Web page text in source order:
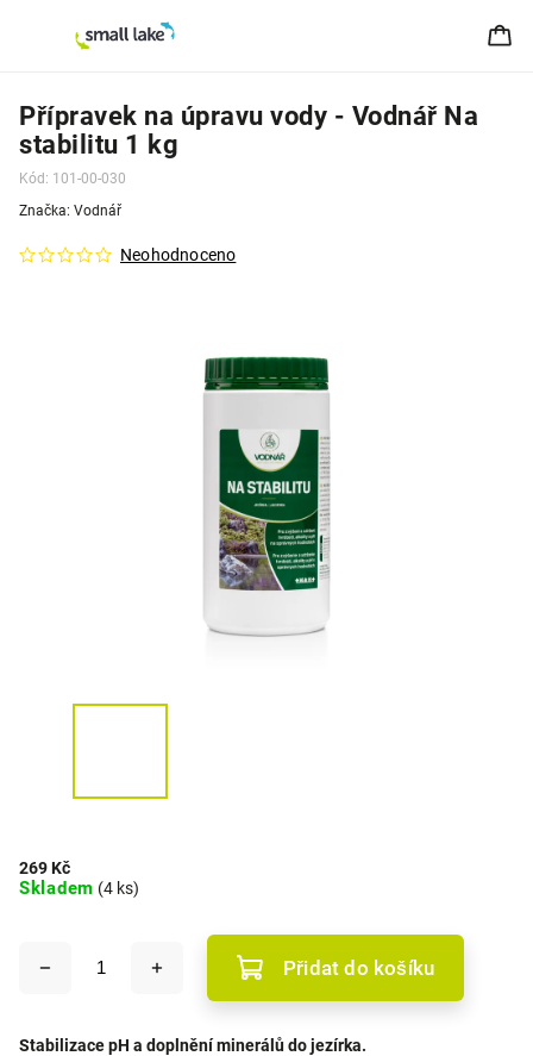
Přípravek na úpravu vody - Vodnář Na
stabilitu 1 kg
Kód: 101-00-030
Neohodnoceno
Značka: Vodnář
269 Kč
Skladem (4 ks)
Přidat do košíku
Stabilizace pH a doplnění minerálů do jezírka.